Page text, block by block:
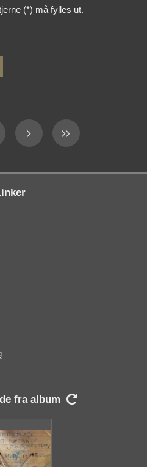
(*) må fylles ut.
fra album 